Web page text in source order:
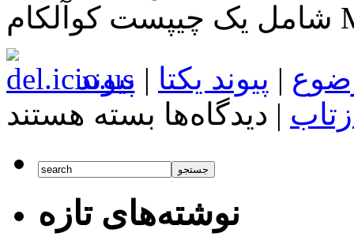
| پیوند یکتا | پیوند
| دیدگاه‌هابرای
اخبار
LG
Nexus
براساس
لیست
بسته هستند
نوشته‌های تازه